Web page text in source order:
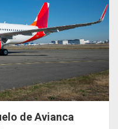
de Avianca